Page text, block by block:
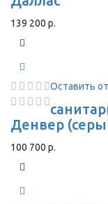
139 200 р.
Оставить
Денвер
100 700 р.